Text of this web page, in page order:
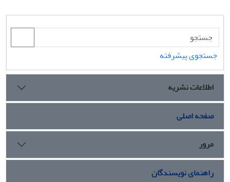
جستجوی پیشرفته
اطلاعات نشریه
صفحه اصلی
مرور
راهنمای نویسندگان